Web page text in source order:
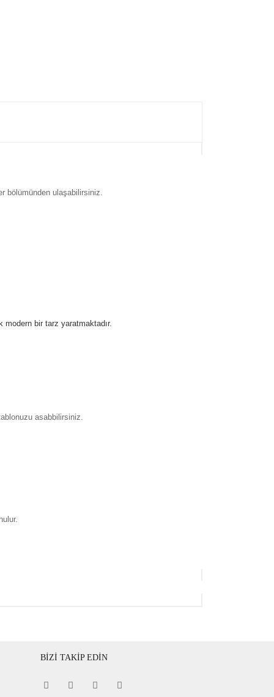
bölümünden ulaşabilirsiniz.
bir tarz yaratmaktadır.
asabbilirsiniz.
BİZİ TAKİP EDİN